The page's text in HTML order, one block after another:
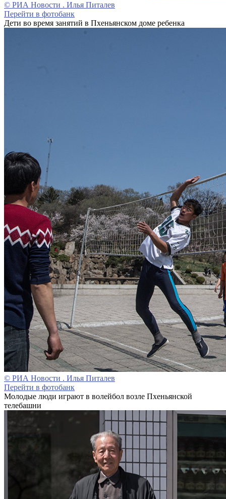
© РИА Новости . Илья Питалев
Перейти в фотобанк
Дети во время занятий в Пхеньянском доме ребенка
© РИА Новости . Илья Питалев
Перейти в фотобанк
Молодые люди играют в волейбол возле Пхеньянской
телебашни